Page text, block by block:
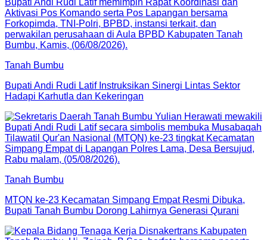
Tanah Bumbu
Bupati Andi Rudi Latif Instruksikan Sinergi Lintas Sektor
Hadapi Karhutla dan Kekeringan
Tanah Bumbu
MTQN ke-23 Kecamatan Simpang Empat Resmi Dibuka,
Bupati Tanah Bumbu Dorong Lahirnya Generasi Qurani